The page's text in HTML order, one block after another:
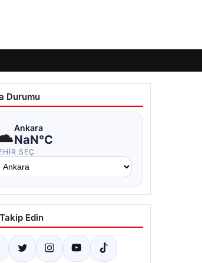
Durumu
Ankara
NaN°C
SEÇ
Edin